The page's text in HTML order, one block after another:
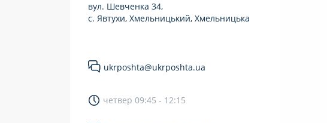
вул. Шевченка 34,
с. Явтухи, Хмельницький, Хмельницька
ukrposhta@ukrposhta.ua
четвер 09:45 - 12:15